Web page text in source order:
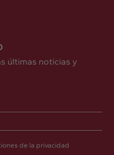
últimas noticias y
de la privacidad